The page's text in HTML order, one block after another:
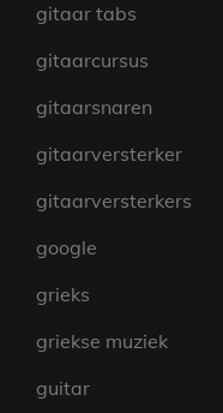
gitaar tabs
gitaarcursus
gitaarsnaren
gitaarversterker
gitaarversterkers
google
grieks
griekse muziek
guitar